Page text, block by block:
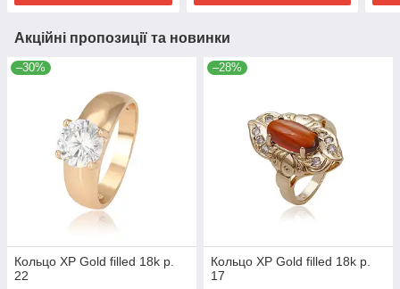
Акційні пропозиції та новинки
–30%
Кольцо ХР Gold filled 18k р.
22
–28%
Кольцо ХР Gold filled 18k р.
17